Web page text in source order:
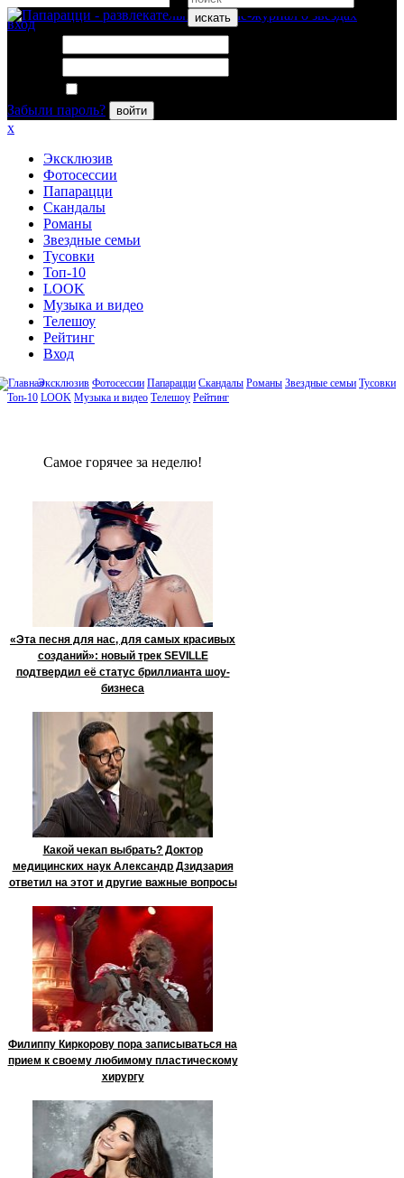
искать
вход
Забыли пароль?
войти
x
Эксклюзив
Фотосессии
Папарацци
Скандалы
Романы
Звездные семьи
Тусовки
Топ-10
LOOK
Музыка и видео
Телешоу
Рейтинг
Вход
Эксклюзив Фотосессии Папарацци Скандалы Романы Звездные семьи Тусовки
Топ-10 LOOK Музыка и видео Телешоу Рейтинг
Сaмое гoрячее за неделю!
«Эта песня для нас, для самых красивых
созданий»: новый трек SEVILLE
подтвердил её статус бриллианта шоу-
бизнеса
Какой чекап выбрать? Доктор
медицинских наук Александр Дзидзария
ответил на этот и другие важные вопросы
Филиппу Киркорову пора записываться на
прием к своему любимому пластическому
хирургу